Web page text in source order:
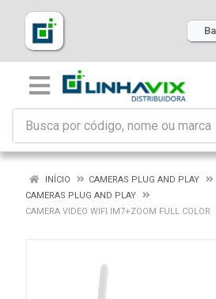
INÍCIO
CAMERAS PLUG AND PLAY
CAMERAS PLUG AND PLAY
CAMERA VIDEO WIFI IM7+ZOOM FULL COLOR